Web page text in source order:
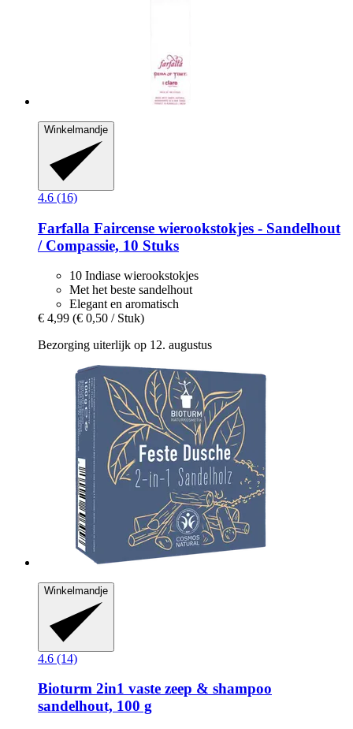
Winkelmandje
4.6 (16)
Farfalla Faircense wierookstokjes -​ Sandelhout
/ Compassie, 10 Stuks
10 Indiase wierookstokjes
Met het beste sandelhout
Elegant en aromatisch
€ 4,99 (€ 0,50 / Stuk)
Bezorging uiterlijk op 12. augustus
Winkelmandje
4.6 (14)
Bioturm 2in1 vaste zeep & shampoo
sandelhout, 100 g